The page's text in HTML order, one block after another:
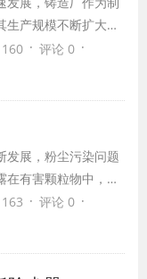
生产规模不断扩大，
问题。铸造厂在生
烟尘、粉尘等污染
显得尤为重要。
· 评论 0 ·
发展，粉尘污染问题
在有害颗粒物中，工
品质量也因环境恶
如何有效解决这一
· 评论 0 ·